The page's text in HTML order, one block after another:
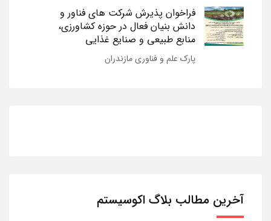
فراخوان پذیرش شرکت های فناور و
دانش بنیان فعال در حوزه کشاورزی،
منابع طبیعی و صنایع غذایی
پارک علم و فناوری مازندران
آخرین مطالب بلاگ اکوسیستم